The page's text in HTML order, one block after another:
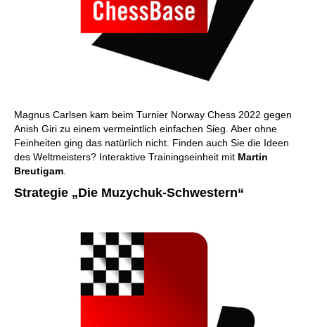
Magnus Carlsen kam beim Turnier Norway Chess 2022 gegen
Anish Giri zu einem vermeintlich einfachen Sieg. Aber ohne
Feinheiten ging das natürlich nicht. Finden auch Sie die Ideen
des Weltmeisters? Interaktive Trainingseinheit mit Martin
Breutigam
Strategie „Die Muzychuk-Schwestern“